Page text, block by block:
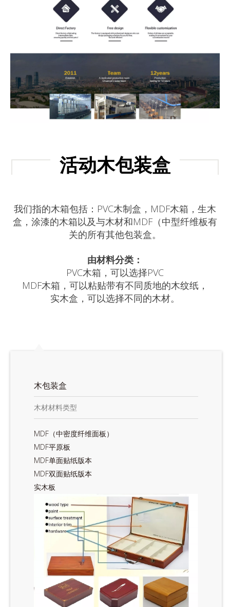
活动木包装盒
我们指的木箱包括：PVC木制盒，MDF木箱，生木
盒，涂漆的木箱以及与木材和MDF（中型纤维板有
关的所有其他包装盒。
由材料分类：
PVC木箱，可以选择PVC
MDF木箱，可以粘贴带有不同质地的木纹纸，
实木盒，可以选择不同的木材。
木包装盒
木材材料类型
MDF（中密度纤维面板）
MDF平原板
MDF单面贴纸版本
MDF双面贴纸版本
实木板